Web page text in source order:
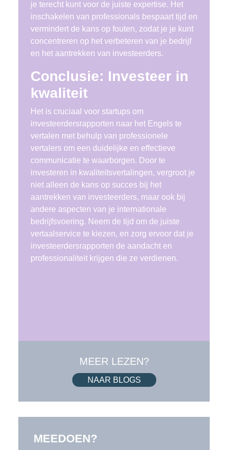
je terecht kunt voor de juiste expertise. Het
inschakelen van professionals bespaart tijd en
vermindert de kans op fouten, zodat je je kunt
concentreren op het verbeteren van je bedrijf
en het aantrekken van investeerders.
Conclusie: Investeer in
kwaliteit
Het is cruciaal voor startups om
investeerdersrapporten naar het Engels te
vertalen met behulp van professionele
vertalers om een duidelijke en effectieve
communicatie te waarborgen. Door te
investeren in kwaliteitsvertalingen, vergroot je
niet alleen de kans op succes bij het
aantrekken van investeerders, maar ook bij
andere aspecten van je internationale
bedrijfsvoering. Neem de tijd om de juiste
vertaalservice te kiezen, en zorg ervoor dat je
investeerdersrapporten de aandacht en
professionaliteit krijgen die ze verdienen.
MEER LEZEN?
NAAR BLOGS
MEEDOEN?